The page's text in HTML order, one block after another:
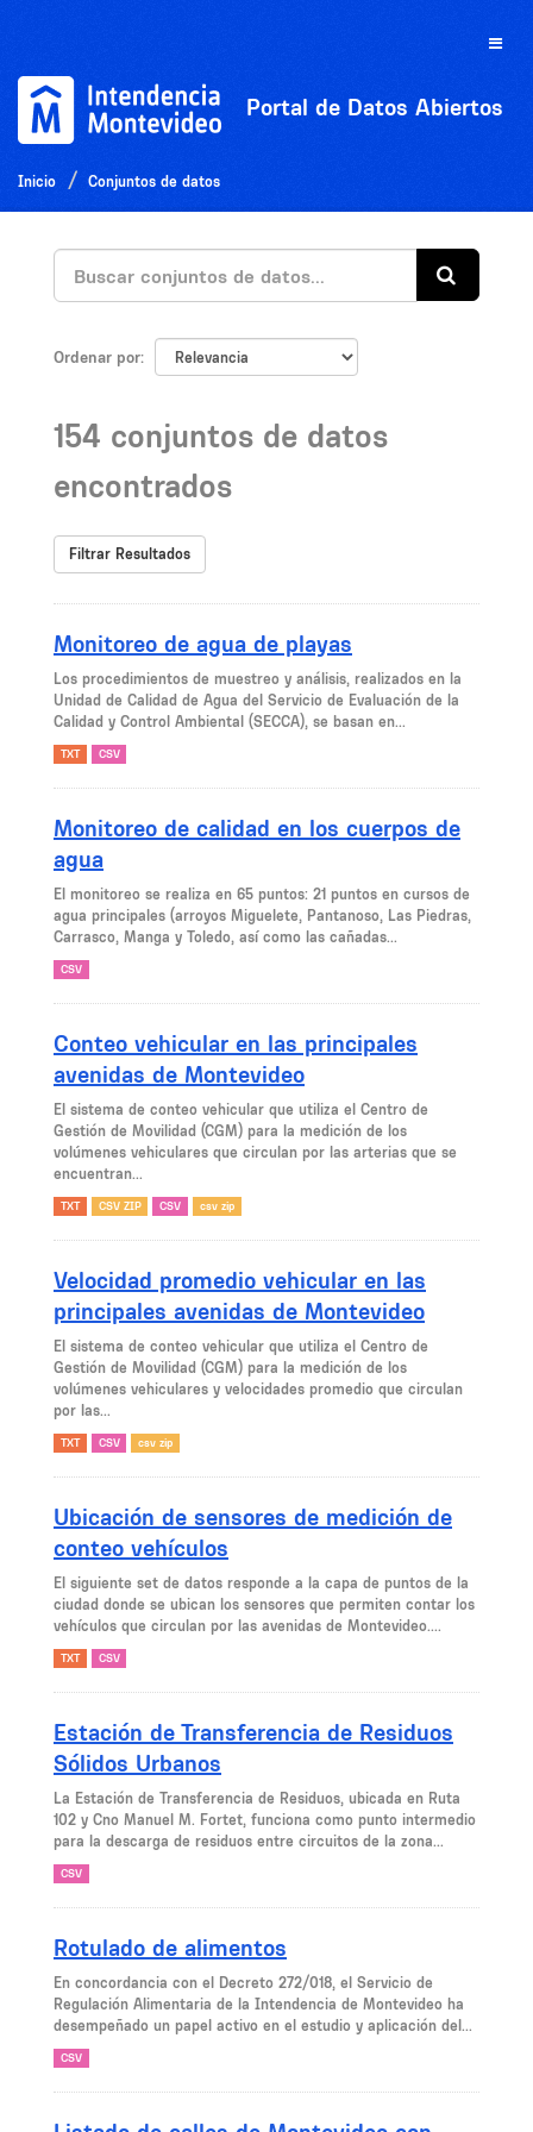
Toggle
Portal de Datos Abiertos
Inicio Conjuntos de datos
Ordenar por
154 conjuntos de datos
encontrados
Filtrar Resultados
Monitoreo de agua de playas
Los procedimientos de muestreo y análisis, realizados en la
Unidad de Calidad de Agua del Servicio de Evaluación de la
Calidad y Control Ambiental (SECCA), se basan en...
TXT CSV
Monitoreo de calidad en los cuerpos de
agua
El monitoreo se realiza en 65 puntos: 21 puntos en cursos de
agua principales (arroyos Miguelete, Pantanoso, Las Piedras,
Carrasco, Manga y Toledo, así como las cañadas...
CSV
Conteo vehicular en las principales
avenidas de Montevideo
El sistema de conteo vehicular que utiliza el Centro de
Gestión de Movilidad (CGM) para la medición de los
volúmenes vehiculares que circulan por las arterias que se
encuentran...
TXT CSV ZIP CSV csv zip
Velocidad promedio vehicular en las
principales avenidas de Montevideo
El sistema de conteo vehicular que utiliza el Centro de
Gestión de Movilidad (CGM) para la medición de los
volúmenes vehiculares y velocidades promedio que circulan
por las...
TXT CSV csv zip
Ubicación de sensores de medición de
conteo vehículos
El siguiente set de datos responde a la capa de puntos de la
ciudad donde se ubican los sensores que permiten contar los
vehículos que circulan por las avenidas de Montevideo....
TXT CSV
Estación de Transferencia de Residuos
Sólidos Urbanos
La Estación de Transferencia de Residuos, ubicada en Ruta
102 y Cno Manuel M. Fortet, funciona como punto intermedio
para la descarga de residuos entre circuitos de la zona...
CSV
Rotulado de alimentos
En concordancia con el Decreto 272/018, el Servicio de
Regulación Alimentaria de la Intendencia de Montevideo ha
desempeñado un papel activo en el estudio y aplicación del...
CSV